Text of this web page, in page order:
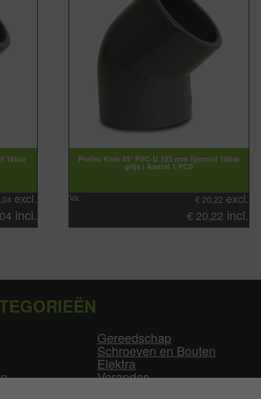
16bar
excl.
incl.
Profec Knie 45° PVC-U 125 mm lijmmof 16bar
grijs | Aantal 1 PCS
Va: € 20,22 excl.
€ 20,22 incl.
Gereedschap
Schroeven en Bouten
Elektra
Verandas